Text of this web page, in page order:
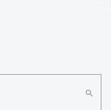
search